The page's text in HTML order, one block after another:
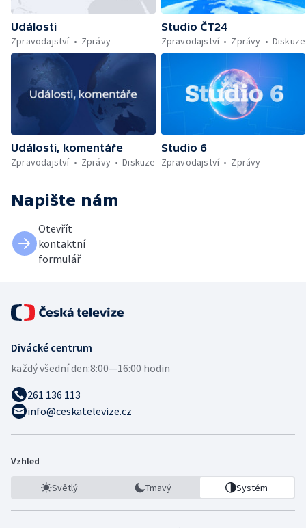
Události
Zpravodajství
Zprávy
Studio ČT24
Zpravodajství
Zprávy Diskuze
Události, komentáře
Zpravodajství
Zprávy Diskuze
Studio 6
Zpravodajství
Zprávy
Napište nám
Otevřít
kontaktní
formulář
Divácké centrum
každý všední den:8:00—16:00 hodin
261 136 113
info@ceskatelevize.cz
Vzhled
Světlý Tmavý Systém